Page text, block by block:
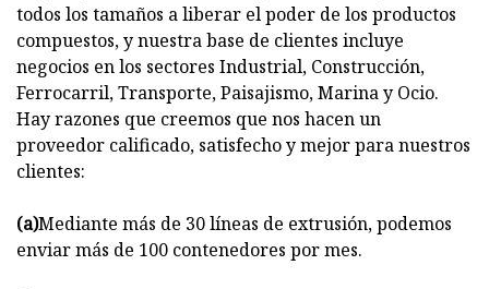
todos los tamaños a liberar el poder de los productos
compuestos, y nuestra base de clientes incluye
negocios en los sectores Industrial, Construcción,
Ferrocarril, Transporte, Paisajismo, Marina y Ocio.
Hay razones que creemos que nos hacen un
proveedor calificado, satisfecho y mejor para nuestros
clientes:
(a)Mediante más de 30 líneas de extrusión, podemos
enviar más de 100 contenedores por mes.